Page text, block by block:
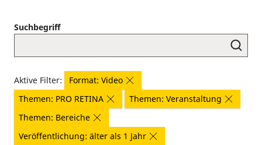
Suchbegriff
Aktive Filter:
Format: Video
Themen: PRO RETINA
Themen: Veranstaltung
Themen: Bereiche
Veröffentlichung: älter als 1 Jahr